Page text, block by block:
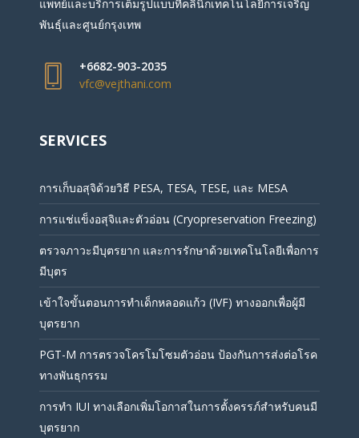
แพทย์และบริการเต็มรูปแบบที่คลินิกเทคโนโลยีการเจริญ
พันธุ์และศูนย์กรุงเทพ
+6682-903-2035
vfc@vejthani.com
SERVICES
การเก็บอสุจิด้วยวิธี PESA, TESA, TESE, และ MESA
การแช่แข็งอสุจิและตัวอ่อน (Cryopreservation Freezing)
ตรวจภาวะมีบุตรยาก และการรักษาด้วยเทคโนโลยีเพื่อการ
มีบุตร
เข้าใจขั้นตอนการทำเด็กหลอดแก้ว (IVF) ทางออกเพื่อผู้มี
บุตรยาก
PGT-M การตรวจโครโมโซมตัวอ่อน ป้องกันการส่งต่อโรค
ทางพันธุกรรม
การทำ IUI ทางเลือกเพิ่มโอกาสในการตั้งครรภ์สำหรับคนมี
บุตรยาก